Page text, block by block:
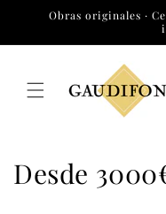
directamente
Obras originales ·
C
Desde